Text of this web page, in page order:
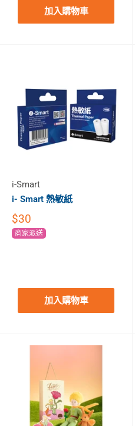
加入購物車
i-Smart
i- Smart 熱敏紙
$30
商家派送
加入購物車